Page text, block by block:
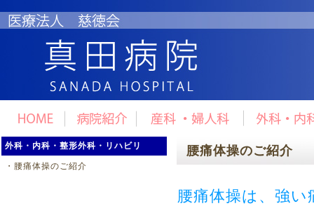
外科・内科・整形外科・リハビリ
・ 腰痛体操のご紹介
腰痛体操のご紹介
腰痛体操は、強